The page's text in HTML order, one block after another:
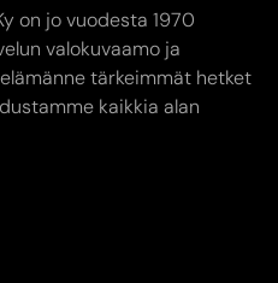
on jo vuodesta 1970
valokuvaamo ja
tärkeimmät hetket
kaikkia alan